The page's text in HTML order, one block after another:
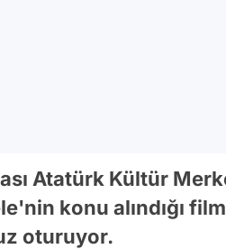
Atatürk Kültür
konu alındığı
oturuyor.